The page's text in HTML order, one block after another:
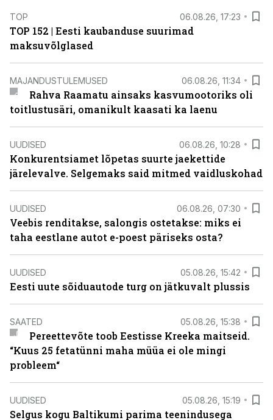
TOP 06.08.26, 17:23
TOP 152 | Eesti kaubanduse suurimad
maksuvõlglased
MAJANDUSTULEMUSED 06.08.26, 11:34
Rahva Raamatu ainsaks kasvumootoriks oli
toitlustusäri, omanikult kaasati ka laenu
UUDISED 06.08.26, 10:28
Konkurentsiamet lõpetas suurte jaekettide
järelevalve. Selgemaks said mitmed vaidluskohad
UUDISED 06.08.26, 07:30
Veebis renditakse, salongis ostetakse: miks ei
taha eestlane autot e-poest päriseks osta?
UUDISED 05.08.26, 15:42
Eesti uute sõiduautode turg on jätkuvalt plussis
SAATED 05.08.26, 15:38
Pereettevõte toob Eestisse Kreeka maitseid.
“Kuus 25 fetatünni maha müüa ei ole mingi
probleem“
UUDISED 05.08.26, 15:19
Selgus kogu Baltikumi parima teenindusega